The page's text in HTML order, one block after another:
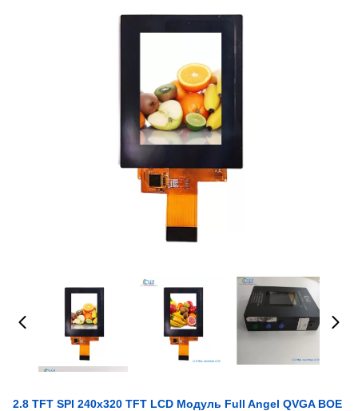
2.8 TFT SPI 240x320 TFT LCD Модуль Full Angel QVGA BOE